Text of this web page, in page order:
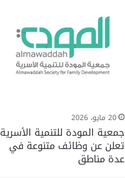
20 مايو، 2026
جمعية المودة للتنمية الأسرية
تعلن عن وظائف متنوعة في
عدة مناطق